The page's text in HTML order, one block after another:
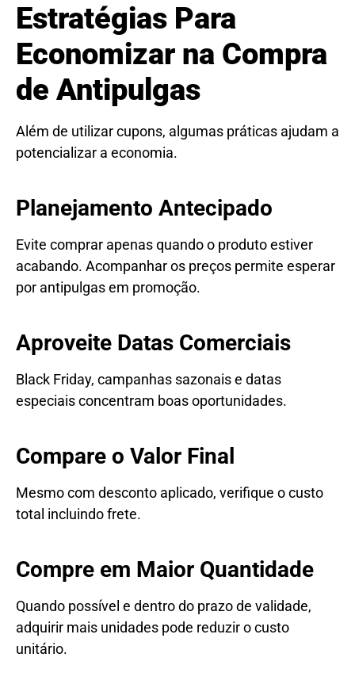
Estratégias Para
Economizar na Compra
de Antipulgas
Além de utilizar cupons, algumas práticas ajudam a
potencializar a economia.
Planejamento Antecipado
Evite comprar apenas quando o produto estiver
acabando. Acompanhar os preços permite esperar
por antipulgas em promoção.
Aproveite Datas Comerciais
Black Friday, campanhas sazonais e datas
especiais concentram boas oportunidades.
Compare o Valor Final
Mesmo com desconto aplicado, verifique o custo
total incluindo frete.
Compre em Maior Quantidade
Quando possível e dentro do prazo de validade,
adquirir mais unidades pode reduzir o custo
unitário.